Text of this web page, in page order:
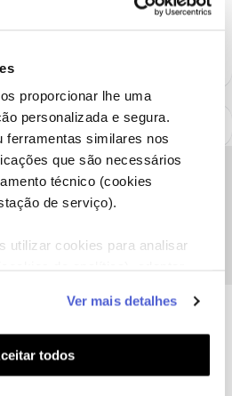
proporcionar lhe uma
personalizada e segura.
ferramentas similares nos
que são necessários
técnico (cookies
de serviço).
utilizar cookies para analisar
de personalização e
anúncios aos seus interesses
Pode gerir a
em "Configurar
Ver mais detalhes
todos
através da opção "Seguir", para estar
COMBINA